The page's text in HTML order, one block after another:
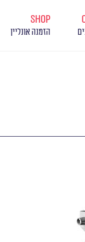
shop
הזמנה אונליין